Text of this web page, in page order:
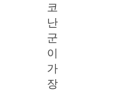
코
난
군
이
가
장